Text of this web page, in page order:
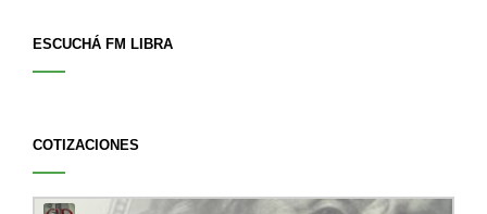
ESCUCHÁ FM LIBRA
COTIZACIONES